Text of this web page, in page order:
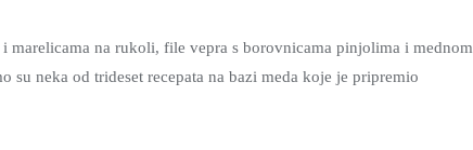
marelicama na rukoli, file vepra s borovnicama pinjolima i mednom
neka od trideset recepata na bazi meda koje je pripremio